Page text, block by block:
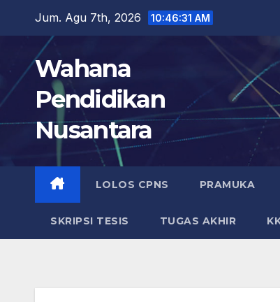
content
Jum. Agu 7th, 2026 10:46:32 AM
Wahana
Pendidikan
Nusantara
LOLOS CPNS PRAMUKA
SKRIPSI TESIS TUGAS AKHIR